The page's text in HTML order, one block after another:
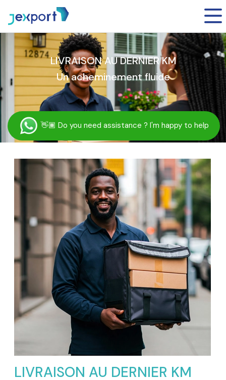
LIVRAISON AU DERNIER KM
Un acheminement fluide
👋🏾 Do you need assistance ? I'm happy to help
LIVRAISON AU DERNIER KM